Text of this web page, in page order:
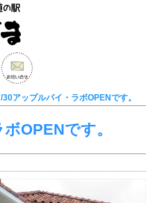
30アップルパイ・ラボOPENです。
OPENです。